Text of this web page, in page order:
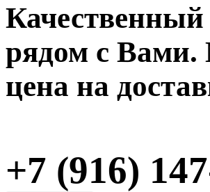
Качественный
рядом с Вами.
цена на
+7 (916)